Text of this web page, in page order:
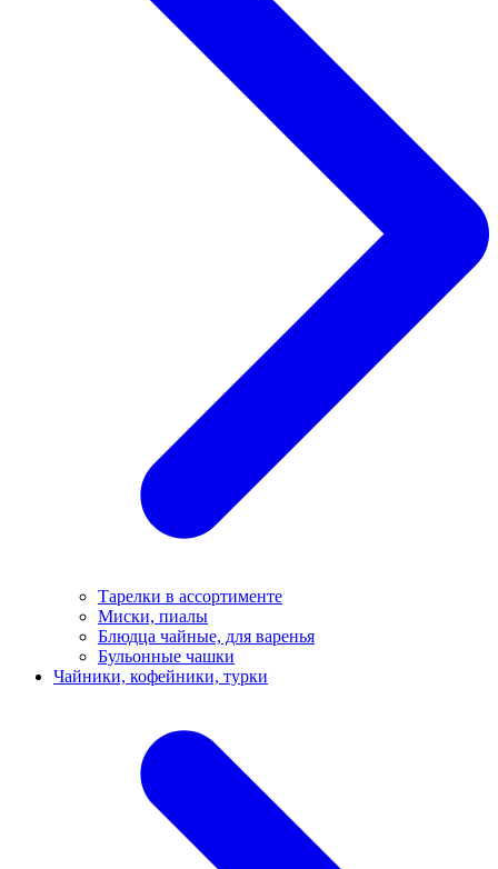
Тарелки в ассортименте
Миски, пиалы
Блюдца чайные, для варенья
Бульонные чашки
Чайники, кофейники, турки